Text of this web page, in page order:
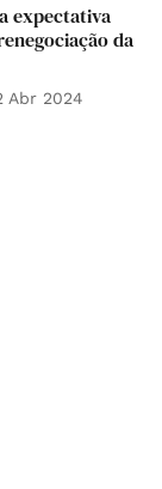
expectativa
da
Abr 2024